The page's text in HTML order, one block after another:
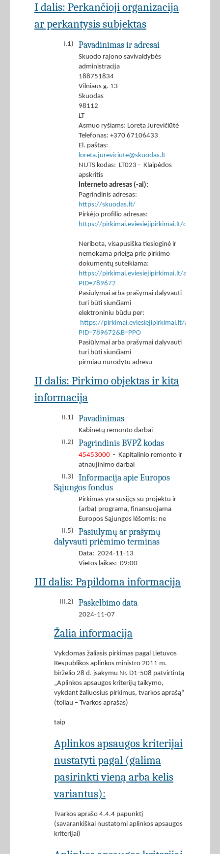
I dalis: Perkančioji organizacija
ar perkantysis subjektas
I.1) Pavadinimas ir adresai
Skuodo rajono savivaldybės
administracija
188751834
Vilniaus g. 13
Skuodas
98112
LT
Asmuo ryšiams: Loreta Jurevičiūtė
Telefonas: +370 67106433
El. paštas:
loreta.jureviciute@skuodas.lt
NUTS kodas: LT023 - Klaipėdos
apskritis
Interneto adresas (-ai):
Pagrindinis adresas:
https://skuodas.lt/
Pirkėjo profilio adresas:
https://pirkimai.eviesiejipirkimai.lt/ctm/
Neribota, visapusiška tiesioginė ir
nemokama prieiga prie pirkimo
dokumentų suteikiama:
https://pirkimai.eviesiejipirkimai.lt/app/rfq/
PID=789672
Pasiūlymai arba prašymai dalyvauti
turi būti siunčiami
elektroniniu būdu per:
https://pirkimai.eviesiejipirkimai.lt/app/rfq/
PID=789672&B=PPO
Pasiūlymai arba prašymai dalyvauti
turi būti siunčiami
pirmiau nurodytu adresu
II dalis: Pirkimo objektas ir kita
informacija
II.1) Pavadinimas
Kabinetų remonto darbai
II.2)
Pagrindinis BVPŽ kodas
45453000 - Kapitalinio remonto ir
atnaujinimo darbai
II.3)
Informacija apie Europos
Sąjungos fondus
Pirkimas yra susijęs su projektu ir
(arba) programa, finansuojama
Europos Sąjungos lėšomis: ne
II.5)
Pasiūlymų ar prašymų
dalyvauti priėmimo terminas
Data: 2024-11-13
Vietos laikas: 09:00
III dalis: Papildoma informacija
III.2) Paskelbimo data
2024-11-07
Žalia informacija
Vykdomas žaliasis pirkimas pagal Lietuvos
Respublikos aplinkos ministro 2011 m.
birželio 28 d. įsakymu Nr. D1-508 patvirtintą
„Aplinkos apsaugos kriterijų taikymo,
vykdant žaliuosius pirkimus, tvarkos aprašą“
(toliau – Tvarkos aprašas)
taip
Aplinkos apsaugos kriterijai
nustatyti pagal (galima
pasirinkti vieną arba kelis
variantus):
Tvarkos aprašo 4.4.4 papunktį
(savarankiškai nustatomi aplinkos apsaugos
kriterijai)